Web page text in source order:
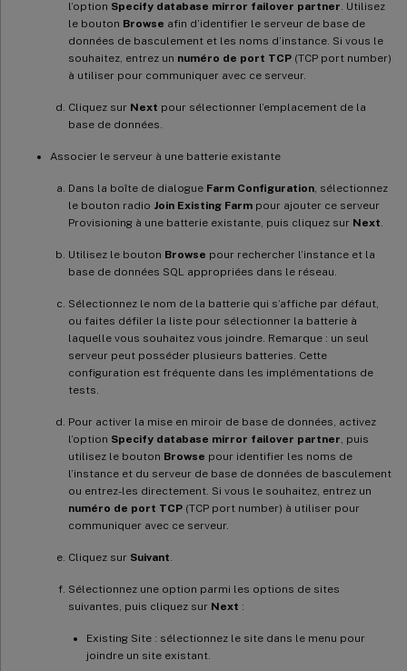
l’option Specify database mirror failover partner . Utilisez
le bouton Browse afin d’identifier le serveur de base de
données de basculement et les noms d’instance. Si vous le
souhaitez, entrez un numéro de port TCP (TCP port number)
à utiliser pour communiquer avec ce serveur.
Cliquez sur Next pour sélectionner l’emplacement de la
base de données.
Associer le serveur à une batterie existante
Dans la boîte de dialogue Farm Configuration , sélectionnez
le bouton radio Join Existing Farm pour ajouter ce serveur
Provisioning à une batterie existante, puis cliquez sur Next
Utilisez le bouton Browse pour rechercher l’instance et la
base de données SQL appropriées dans le réseau.
Sélectionnez le nom de la batterie qui s’affiche par défaut,
ou faites défiler la liste pour sélectionner la batterie à
laquelle vous souhaitez vous joindre. Remarque : un seul
serveur peut posséder plusieurs batteries. Cette
configuration est fréquente dans les implémentations de
tests.
Pour activer la mise en miroir de base de données, activez
l’option Specify database mirror failover partner , puis
utilisez le bouton Browse pour identifier les noms de
l’instance et du serveur de base de données de basculement
ou entrez-les directement. Si vous le souhaitez, entrez un
numéro de port TCP (TCP port number) à utiliser pour
communiquer avec ce serveur.
Cliquez sur Suivant
Sélectionnez une option parmi les options de sites
suivantes, puis cliquez sur Next :
Existing Site : sélectionnez le site dans le menu pour
joindre un site existant.